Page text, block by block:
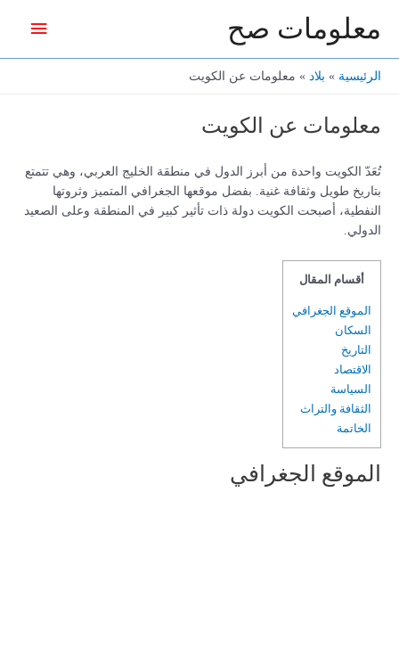
معلومات صح
الرئيسية بلاد معلومات عن الكويت
معلومات عن الكويت
تُعَدّ الكويت واحدة من أبرز الدول في منطقة الخليج العربي، وهي تتمتع
بتاريخ طويل وثقافة غنية. بفضل موقعها الجغرافي المتميز وثروتها
النفطية، أصبحت الكويت دولة ذات تأثير كبير في المنطقة وعلى الصعيد
الدولي.
أقسام المقال
الموقع الجغرافي
السكان
التاريخ
الاقتصاد
السياسة
الثقافة والتراث
الخاتمة
الموقع الجغرافي